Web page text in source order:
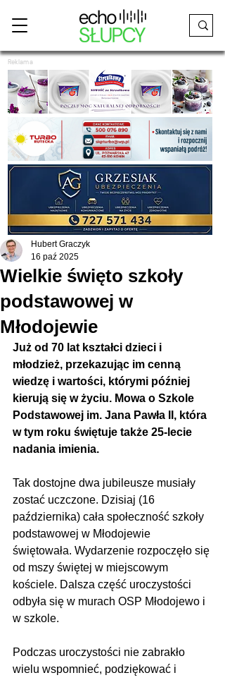
Reklama
Wielkie święto szkoły
podstawowej w
Młodojewie
Hubert Graczyk
16 paź 2025
Już od 70 lat kształci dzieci i
młodzież, przekazując im cenną
wiedzę i wartości, którymi później
kierują się w życiu. Mowa o Szkole
Podstawowej im. Jana Pawła II, która
w tym roku świętuje także 25-lecie
nadania imienia.
Tak dostojne dwa jubileusze musiały
zostać uczczone. Dzisiaj (16
października) cała społeczność szkoły
podstawowej w Młodojewie
świętowała. Wydarzenie rozpoczęło się
od mszy świętej w miejscowym
kościele. Dalsza część uroczystości
odbyła się w murach OSP Młodojewo i
w szkole.
Podczas uroczystości nie zabrakło
wielu wspomnieć, podziękować i